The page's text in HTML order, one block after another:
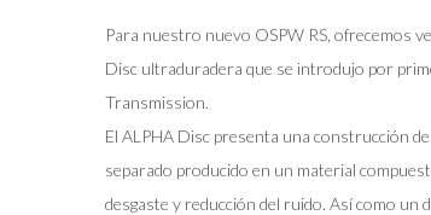
Para nuestro nuevo OSPW RS, ofrecemos
Disc ultraduradera que se introdujo por
Transmission.
El ALPHA Disc presenta una construcción
separado producido en un material
desgaste y reducción del ruido. Así como un